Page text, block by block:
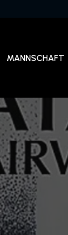
MANNSCHAFT